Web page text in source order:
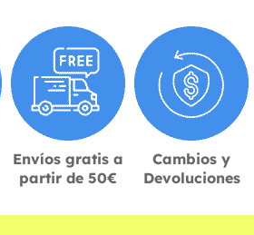
Envíos gratis a
partir de 50€
Cambios y
Devoluciones